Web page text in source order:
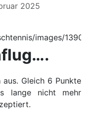
2025
Gleich 6 Punkte
lange nicht mehr